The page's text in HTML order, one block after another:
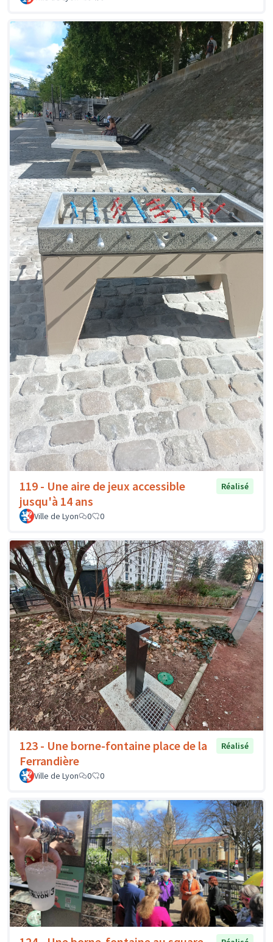
119 - Une aire de jeux accessible
jusqu'à 14 ans
Réalisé
Ville de Lyon 0 0
123 - Une borne-fontaine place de la
Ferrandière
Réalisé
Ville de Lyon 0 0